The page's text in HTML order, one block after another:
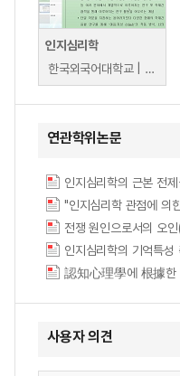
인지심리학
한국외국어대학교 | 전종섭
연관학위논문
인지심리학의 근본
"인지심리학 관점에
전쟁 원인으로서의
認知心理學에 根據
사용자 의견